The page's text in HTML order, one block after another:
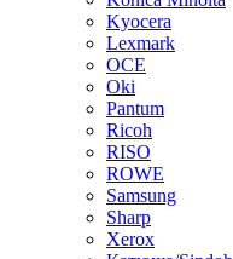
Kyocera
Lexmark
OCE
Oki
Pantum
Ricoh
RISO
ROWE
Samsung
Sharp
Xerox